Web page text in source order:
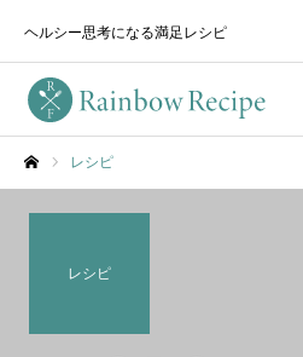
ヘルシー思考になる満足レシピ
レシピ
レシピ